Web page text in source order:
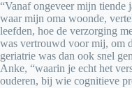
“Vanaf ongeveer mijn tiende
waar mijn oma woonde,
leefden, hoe de verzorging
was vertrouwd voor mij, om
geriatrie was dan ook snel
Anke, “waarin je echt het
ouderen, bij wie cognitieve